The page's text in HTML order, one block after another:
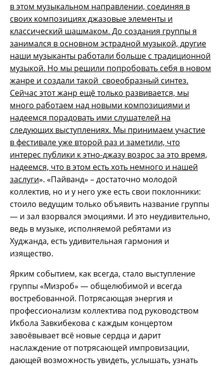
в этом музыкальном направлении, соединяя в
своих композициях джазовые элементы и
классический шашмаком. До создания группы я
занимался в основном эстрадной музыкой, другие
наши музыканты работали больше с традиционной
музыкой. Но мы решили попробовать себя в новом
жанре и создали такой своеобразный синтез.
Сейчас этот жанр ещё только развивается, мы
много работаем над новыми композициями и
надеемся порадовать ими слушателей на
следующих выступлениях. Мы принимаем участие
в фестивале уже второй раз и заметили, что
интерес публики к этно-джазу возрос за это время,
надеемся, что в этом есть хоть немного и нашей
заслуги». «Пайванд» – достаточно молодой
коллектив, но и у него уже есть свои поклонники:
стоило ведущим только объявить название группы
— и зал взорвался эмоциями. И это неудивительно,
ведь в музыке, исполняемой ребятами из
Худжанда, есть удивительная гармония и
изящество.
Ярким событием, как всегда, стало выступление
группы «Мизроб» — общелюбимой и всегда
востребованной. Потрясающая энергия и
профессионализм коллектива под руководством
Икбола Завкибекова с каждым концертом
завоёвывает всё новые сердца и дарит
наслаждение от потрясающей импровизации,
дающей возможность увидеть, услышать, узнать